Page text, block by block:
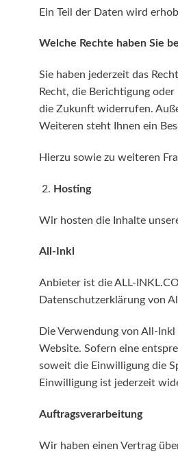
Ein Teil der Daten wird
Welche Rechte haben Sie
Sie haben jederzeit das
Recht, die Berichtigung
die Zukunft widerrufen.
Weiteren steht Ihnen ein
Hierzu sowie zu weiteren
Hosting
Wir hosten die Inhalte
All-Inkl
Anbieter ist die ALL-
Datenschutzerklärung von
Die Verwendung von All-
Website. Sofern eine
soweit die Einwilligung die
Einwilligung ist jederzeit
Auftragsverarbeitung
Wir haben einen Vertrag